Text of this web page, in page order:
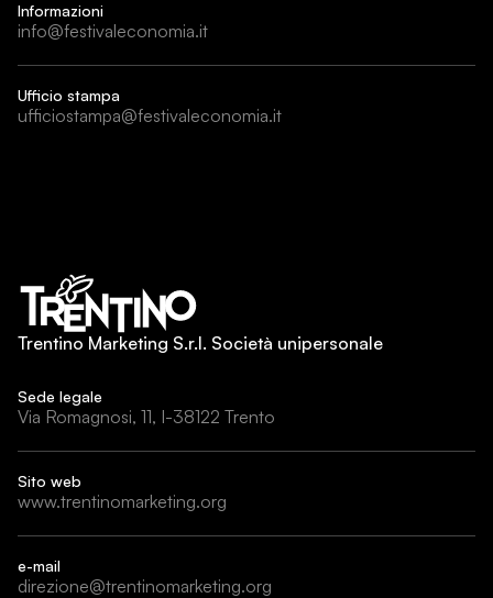
Informazioni
info@festivaleconomia.it
Ufficio stampa
ufficiostampa@festivaleconomia.it
Trentino Marketing S.r.l. Società unipersonale
Sede legale
Via Romagnosi, 11, I-38122 Trento
Sito web
www.trentinomarketing.org
e-mail
direzione@trentinomarketing.org